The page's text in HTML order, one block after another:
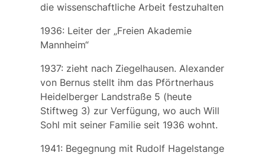
die wissenschaftliche Arbeit festzuhalten
1936: Leiter der „Freien Akademie
Mannheim“
1937: zieht nach Ziegelhausen. Alexander
von Bernus stellt ihm das Pförtnerhaus
Heidelberger Landstraße 5 (heute
Stiftweg 3) zur Verfügung, wo auch Will
Sohl mit seiner Familie seit 1936 wohnt.
1941: Begegnung mit Rudolf Hagelstange